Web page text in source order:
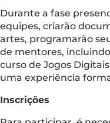
Durante a fase
equipes, criarão
artes, programarão
de mentores,
curso de Jogos
uma experiência
Inscrições